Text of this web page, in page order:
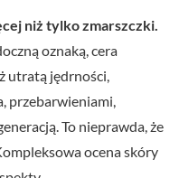
niż tylko zmarszczki.
oznaką, cera
utratą jędrności,
przebarwieniami,
To nieprawda, że
ocena skóry